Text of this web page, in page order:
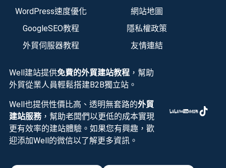
WordPress速度優化
GoogleSEO教程
外貿伺服器教程
網站地圖
隱私權政策
友情連結
Well建站提供免費的外貿建站教程，幫助
外貿從業人員輕鬆搭建B2B獨立站。
Well也提供性價比高、透明無套路的外貿
建站服務，幫助老闆們以更低的成本實現
更有效率的建站體驗。如果您有興趣，歡
迎添加Well的微信以了解更多資訊。